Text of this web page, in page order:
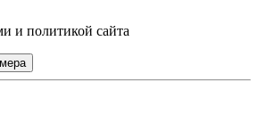
и политикой сайта